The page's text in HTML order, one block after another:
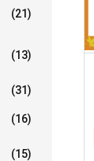
(21)
(13)
(31)
(16)
(15)